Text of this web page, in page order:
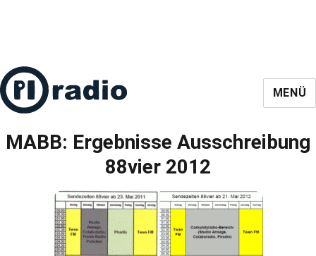
MENÜ
MABB: Ergebnisse Ausschreibung
88vier 2012